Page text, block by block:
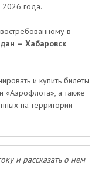
2026 года.
в
— Хабаровск
и купить билеты
«Аэрофлота», а также
на территории
и рассказать о нем